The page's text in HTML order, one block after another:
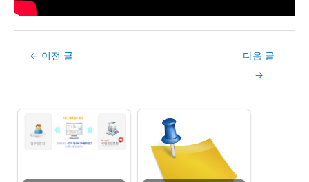
Post← 이전 글
다음 글
→